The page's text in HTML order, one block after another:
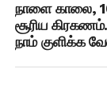
நாளை காலை,
சூரிய
நாம் குளிக்க